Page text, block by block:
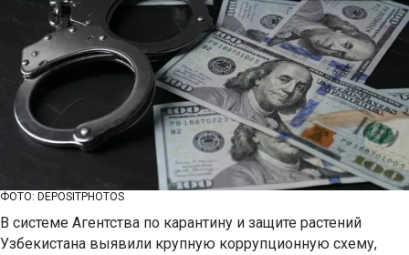
ФОТО: DEPOSITPHOTOS
В системе Агентства по карантину и защите растений
Узбекистана выявили крупную коррупционную схему,